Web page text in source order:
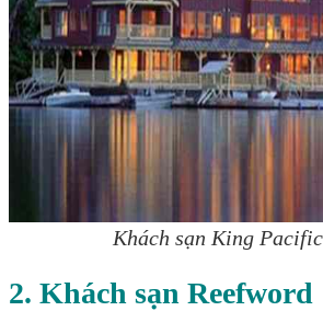
Khách sạn King
2. Khách sạn Reefword